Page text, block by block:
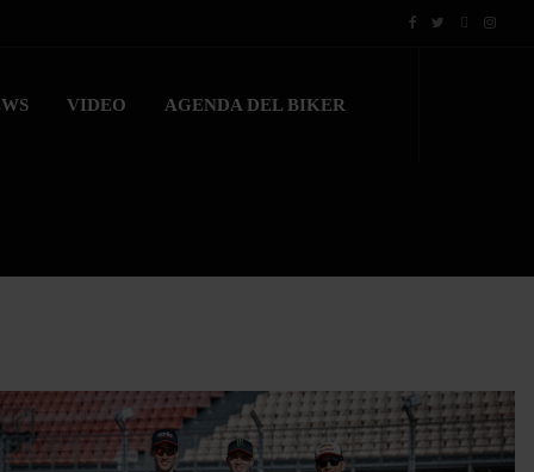
VIDEO AGENDA DEL BIKER